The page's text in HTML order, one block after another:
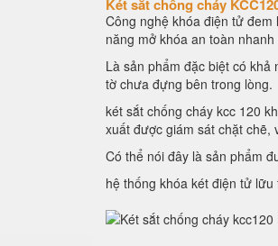
Két sắt chống cháy
Công nghệ khóa điện tử
năng mở khóa an toàn
Là sản phẩm đặc biệt có
tờ chưa đựng bên trong lòng.
két sắt chống cháy kcc 120
xuất được giám sát chặt chẽ,
Có thể nói đây là sản phẩm
hệ thống khóa két điện tử